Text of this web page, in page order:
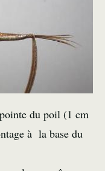
du poil (1 cm
à la base du